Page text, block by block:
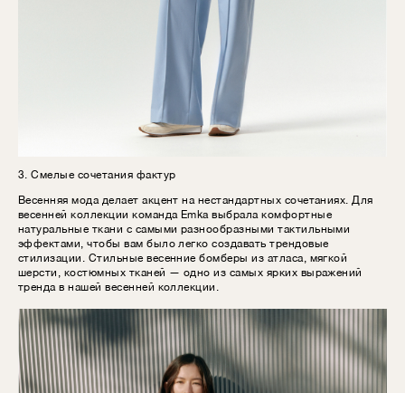
3. Смелые сочетания фактур
Весенняя мода делает акцент на нестандартных сочетаниях. Для
весенней коллекции команда Emka выбрала комфортные
натуральные ткани с самыми разнообразными тактильными
эффектами, чтобы вам было легко создавать трендовые
стилизации. Стильные весенние бомберы из атласа, мягкой
шерсти, костюмных тканей — одно из самых ярких выражений
тренда в нашей весенней коллекции.